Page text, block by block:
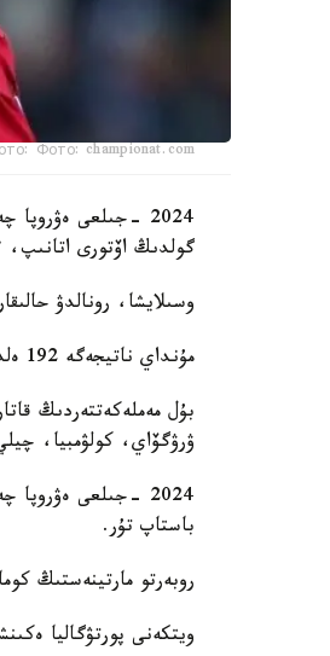
Фото: championat.com
گولدىڭ اۆتورى
وسىلايشا، رونالدۋ حالىقارالىق دەڭگەيدە
مۇنداي ناتيجەگە 192 ەلدەن ەشكىم جەتىپ كورگەن ەمەس.
بۇل مەملەكەتتەردىڭ
ۋرۋگۆاي، كولۋمبيا،
باستاپ تۇر.
روبەرتو مارتينەستىڭ
ويتكەنى پورتۋگاليا